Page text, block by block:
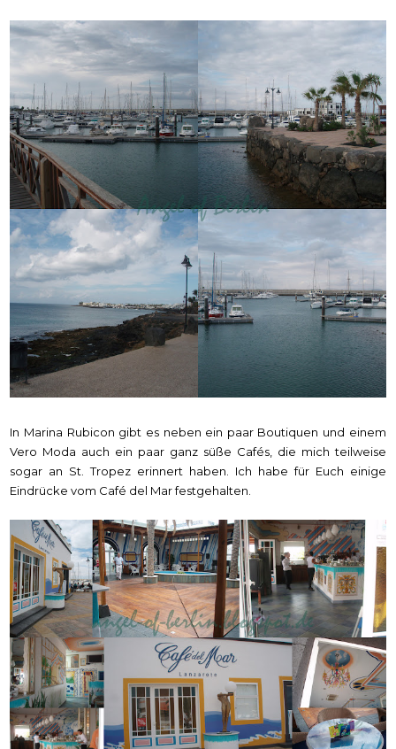
In Marina Rubicon gibt es neben ein paar Boutiquen und einem
Vero Moda auch ein paar ganz süße Cafés, die mich teilweise
sogar an St. Tropez erinnert haben. Ich habe für Euch einige
Eindrücke vom Café del Mar festgehalten.